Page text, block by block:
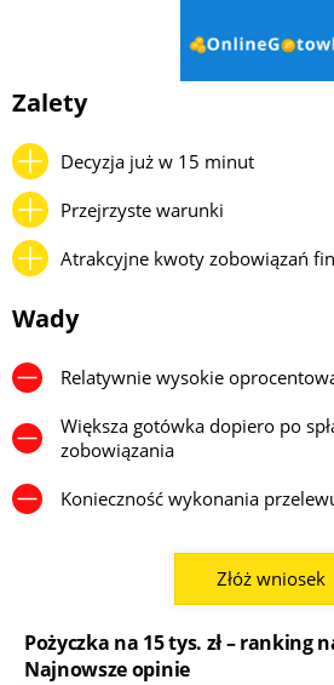
Zalety
Decyzja już w 15 minut
Przejrzyste warunki
Atrakcyjne kwoty zobowiązań
Wady
Relatywnie wysokie
Większa gotówka dopiero po
zobowiązania
Konieczność wykonania
Złóż wniosek
Pożyczka na 15 tys. zł – ranking
Najnowsze opinie